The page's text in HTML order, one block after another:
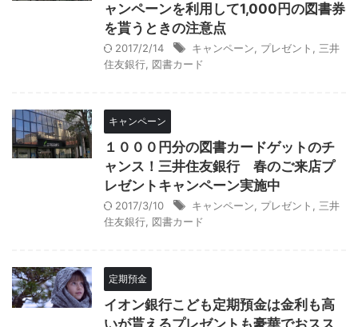
ャンペーンを利用して1,000円の図書券
を貰うときの注意点
2017/2/14 キャンペーン プレゼント
三井
住友銀行 図書カード
キャンペーン
１０００円分の図書カードゲットのチ
ャンス！三井住友銀行 春のご来店プ
レゼントキャンペーン実施中
2017/3/10 キャンペーン プレゼント
三井
住友銀行 図書カード
定期預金
イオン銀行こども定期預金は金利も高
いが貰えるプレゼントも豪華でおスス